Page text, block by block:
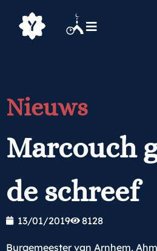
Nieuws
Marcouch
de schreef
13/01/2019 8128
Burgemeester van Arnhem,